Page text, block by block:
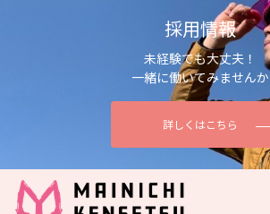
採用情報
未経験でも大丈夫！
一緒に働いてみませんか
詳しくはこちら